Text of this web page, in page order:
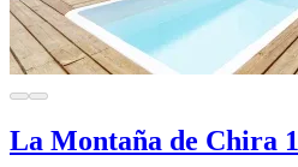
La Montaña de Chira 1